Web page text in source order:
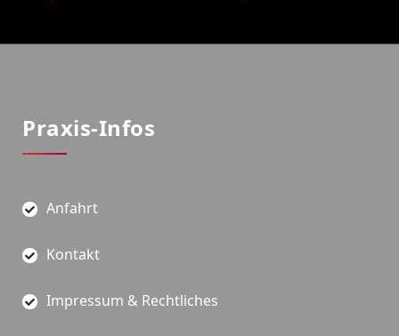
Praxis-Infos
Anfahrt
Kontakt
Impressum & Rechtliches